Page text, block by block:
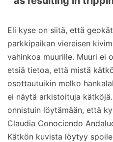
Eli kyse on siitä, että
parkkipaikan viereisen
vahinkoa muurille. Muuri ei
etsiä tietoa, että mistä
osottautuikin melko
ei näytä arkistoituja
onnistuin löytämään, että
Claudia Conociendo
Kätkön kuvista löytyy